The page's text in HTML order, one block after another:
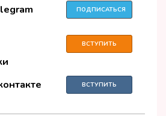
ПОДПИСАТЬСЯ
ВСТУПИТЬ
ВСТУПИТЬ